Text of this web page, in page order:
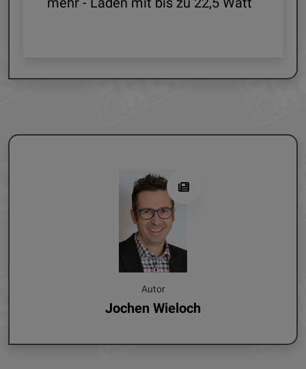
Autor
Jochen Wieloch